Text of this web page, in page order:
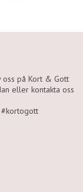
oss på Kort & Gott
eller kontakta oss
#kortogott